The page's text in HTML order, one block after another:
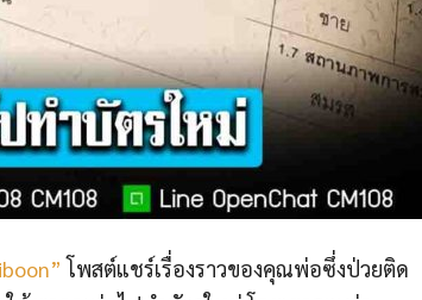
โพสต์แชร์เรื่องราวของคุณพ่อซึ่งป่วยติด